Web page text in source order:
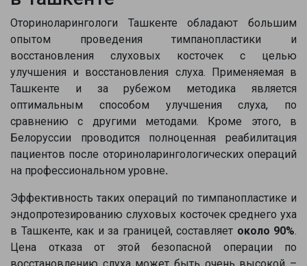
Оториноларингологи Ташкенте обладают большим
опытом проведения тимпанопластики и
восстановления слуховых косточек с целью
улучшения и восстановления слуха. Применяемая в
Ташкенте и за рубежом методика является
оптимальным способом улучшения слуха, по
сравнению с другими методами. Кроме этого, в
Белоруссии проводится полноценная реабилитация
пациентов после оториноларингологических операций
на профессиональном уровне.
Эффективность таких операций по тимпанопластике и
эндопротезированию слуховых косточек среднего уха
в Ташкенте, как и за границей, составляет около 90%.
Цена отказа от этой безопасной операции по